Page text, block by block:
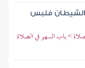
الشيطان فلبس
> باب السهو في الصلاة